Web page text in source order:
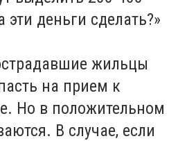
деньги сделать?»
жильцы
на прием к
Но в положительном
В случае, если